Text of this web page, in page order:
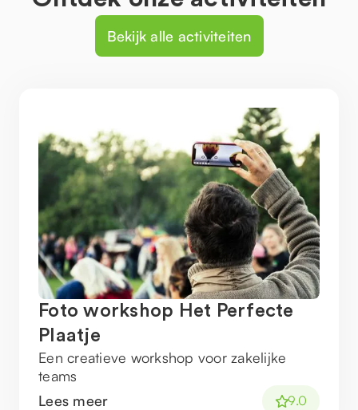
Bekijk alle activiteiten
Foto workshop Het Perfecte
Plaatje
Een creatieve workshop voor zakelijke
teams
Lees meer
9.0